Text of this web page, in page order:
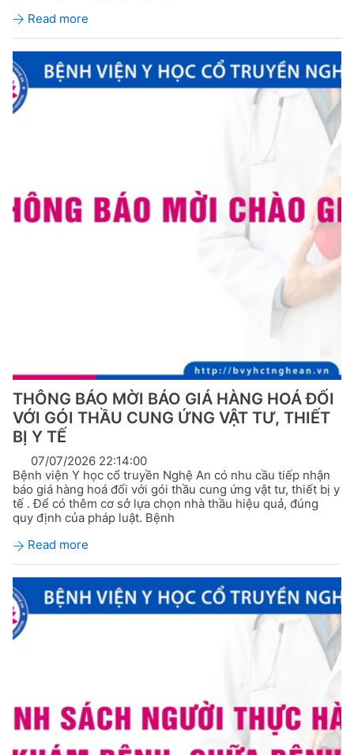
Read more
THÔNG BÁO MỜI BÁO GIÁ HÀNG HOÁ ĐỐI
VỚI GÓI THẦU CUNG ỨNG VẬT TƯ, THIẾT
BỊ Y TẾ
07/07/2026 22:14:00
Bệnh viện Y học cổ truyền Nghệ An có nhu cầu tiếp nhận
báo giá hàng hoá đối với gói thầu cung ứng vật tư, thiết bị y
tế . Để có thêm cơ sở lựa chọn nhà thầu hiệu quả, đúng
quy định của pháp luật. Bệnh
Read more